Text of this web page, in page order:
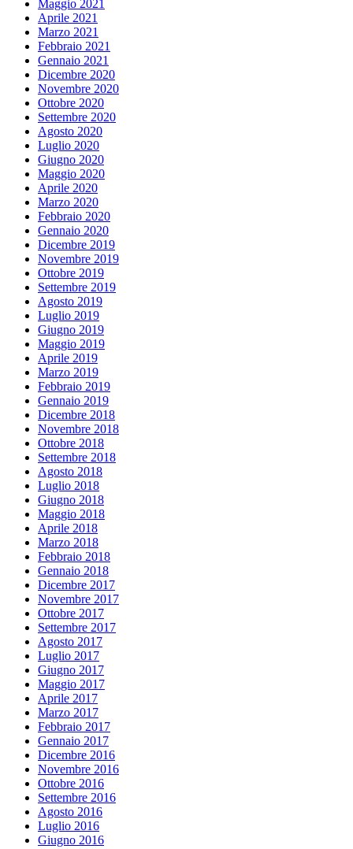
Maggio 2021
Aprile 2021
Marzo 2021
Febbraio 2021
Gennaio 2021
Dicembre 2020
Novembre 2020
Ottobre 2020
Settembre 2020
Agosto 2020
Luglio 2020
Giugno 2020
Maggio 2020
Aprile 2020
Marzo 2020
Febbraio 2020
Gennaio 2020
Dicembre 2019
Novembre 2019
Ottobre 2019
Settembre 2019
Agosto 2019
Luglio 2019
Giugno 2019
Maggio 2019
Aprile 2019
Marzo 2019
Febbraio 2019
Gennaio 2019
Dicembre 2018
Novembre 2018
Ottobre 2018
Settembre 2018
Agosto 2018
Luglio 2018
Giugno 2018
Maggio 2018
Aprile 2018
Marzo 2018
Febbraio 2018
Gennaio 2018
Dicembre 2017
Novembre 2017
Ottobre 2017
Settembre 2017
Agosto 2017
Luglio 2017
Giugno 2017
Maggio 2017
Aprile 2017
Marzo 2017
Febbraio 2017
Gennaio 2017
Dicembre 2016
Novembre 2016
Ottobre 2016
Settembre 2016
Agosto 2016
Luglio 2016
Giugno 2016